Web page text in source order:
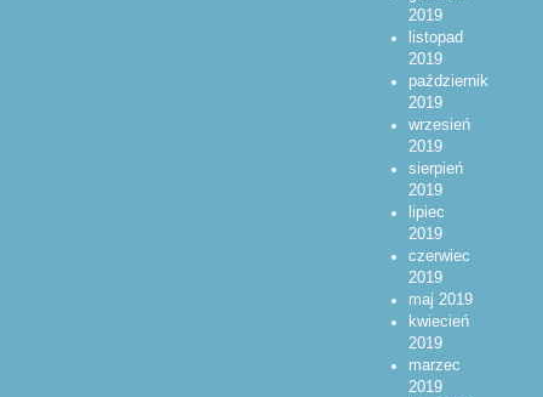
2019
listopad
2019
październik
2019
wrzesień
2019
sierpień
2019
lipiec
2019
czerwiec
2019
maj 2019
kwiecień
2019
marzec
2019